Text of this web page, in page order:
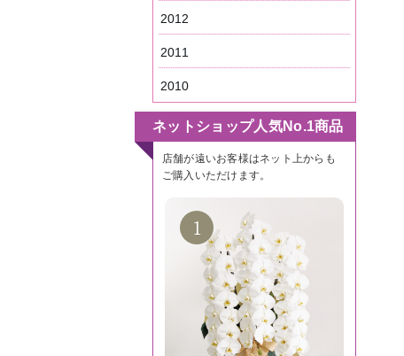
2012
2011
2010
ネットショップ人気No.1商品
店舗が遠いお客様はネット上からも
ご購入いただけます。